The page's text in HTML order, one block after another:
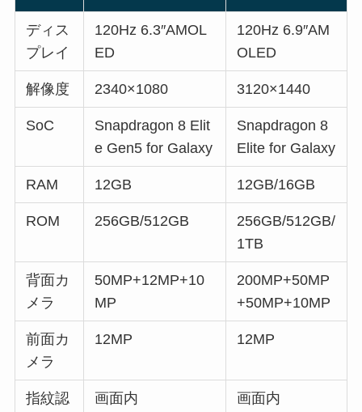
ディス
プレイ
120Hz 6.3″AMOL
ED
120Hz 6.9″AM
OLED
解像度 2340×1080 3120×1440
SoC
Snapdragon 8 Elit
e Gen5 for Galaxy
Snapdragon 8
Elite for Galaxy
RAM 12GB 12GB/16GB
ROM 256GB/512GB
256GB/512GB/
1TB
背面カ
メラ
50MP+12MP+10
MP
200MP+50MP
+50MP+10MP
前面カ
メラ
12MP 12MP
指紋認
画面内 画面内